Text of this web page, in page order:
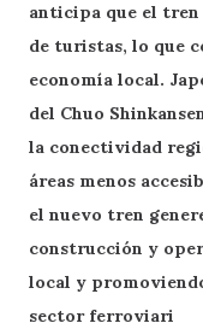
anticipa que el tren
de turistas, lo que
economía local.
del Chuo
la conectividad
áreas menos
el nuevo tren
construcción y
local y
sector ferroviari